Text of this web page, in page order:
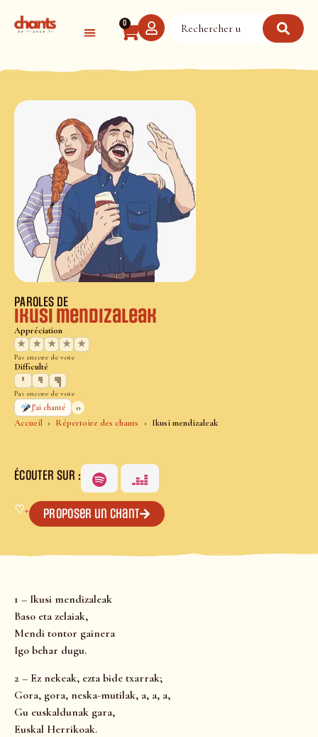
0
Accueil Répertoire des chants Ikusi mendizaleak
PAROLES DE
Ikusi mendizaleak
Appréciation
★
★ ★ ★ ★
Pas encore de vote
Difficulté
Pas encore de vote
J’ai chanté
0
ÉCOUTER SUR :
♡+ Proposer un chant
1 – Ikusi mendizaleak
Baso eta zelaiak,
Mendi tontor gainera
Igo behar dugu.
2 – Ez nekeak, ezta bide txarrak;
Gora, gora, neska-mutilak, a, a, a,
Gu euskaldunak gara,
Euskal Herrikoak.